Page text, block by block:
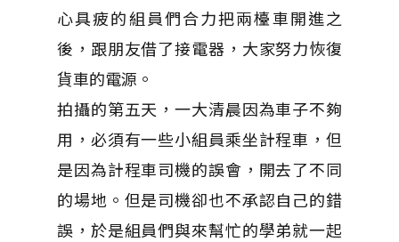
心具疲的組員們合力把兩檯車開進之
後，跟朋友借了接電器，大家努力恢復
貨車的電源。
拍攝的第五天，一大清晨因為車子不夠
用，必須有一些小組員乘坐計程車，但
是因為計程車司機的誤會，開去了不同
的場地。但是司機卻也不承認自己的錯
誤，於是組員們與來幫忙的學弟就一起